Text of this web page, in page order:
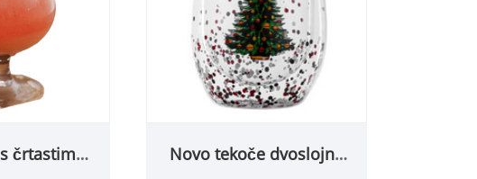
črtastim
Novo tekoče dvoslojno